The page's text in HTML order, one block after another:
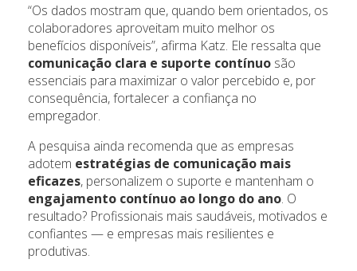
“Os dados mostram que, quando bem orientados, os
colaboradores aproveitam muito melhor os
benefícios disponíveis”, afirma Katz. Ele ressalta que
comunicação clara e suporte contínuo são
essenciais para maximizar o valor percebido e, por
consequência, fortalecer a confiança no
empregador.
A pesquisa ainda recomenda que as empresas
adotem estratégias de comunicação mais
eficazes, personalizem o suporte e mantenham o
engajamento contínuo ao longo do ano. O
resultado? Profissionais mais saudáveis, motivados e
confiantes — e empresas mais resilientes e
produtivas.